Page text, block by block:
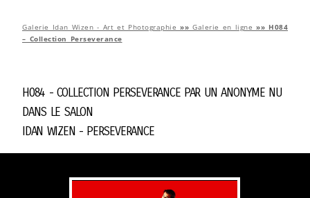
Galerie Idan Wizen - Art et Photographie »» Galerie en ligne »» H084
– Collection Perseverance
H084 - Collection Perseverance par Un Anonyme Nu
Dans Le Salon
Idan Wizen - Perseverance